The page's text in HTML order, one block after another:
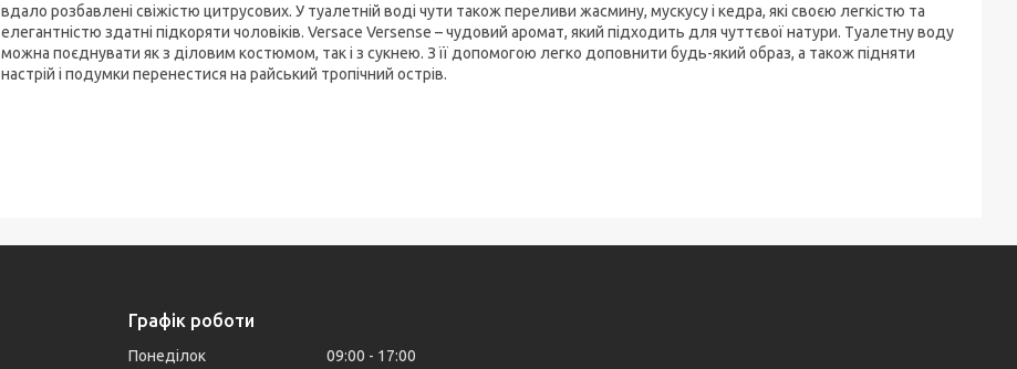
вдало розбавлені свіжістю цитрусових. У туалетній воді чути також переливи жасмину, мускусу і кедра, які своєю легкістю та
елегантністю здатні підкоряти чоловіків. Versace Versense – чудовий аромат, який підходить для чуттєвої натури. Туалетну воду
можна поєднувати як з діловим костюмом, так і з сукнею. З її допомогою легко доповнити будь-який образ, а також підняти
настрій і подумки перенестися на райський тропічний острів.
Графік роботи
Понеділок 09:00
17:00